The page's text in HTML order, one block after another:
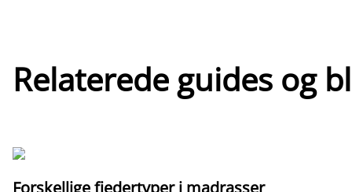
Relaterede guides og
Forskellige fjedertyper i madrasser